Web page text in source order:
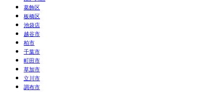
葛飾区
板橋区
池袋店
越谷市
柏市
千葉市
町田市
草加市
立川市
調布市